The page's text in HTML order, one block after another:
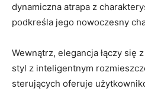
dynamiczna atrapa z
podkreśla jego nowoczesny
Wewnątrz, elegancja łączy się
styl z inteligentnym
sterujących oferuje